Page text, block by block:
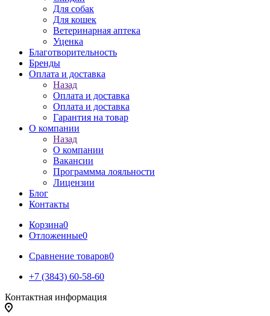
Для собак
Для кошек
Ветеринарная аптека
Уценка
Благотворительность
Бренды
Оплата и доставка
Назад
Оплата и доставка
Оплата и доставка
Гарантия на товар
О компании
Назад
О компании
Вакансии
Программма лояльности
Лицензии
Блог
Контакты
Корзина0
Отложенные0
Сравнение товаров0
+7 (3843) 60-58-60
Контактная информация